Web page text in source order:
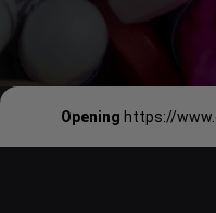
Opening